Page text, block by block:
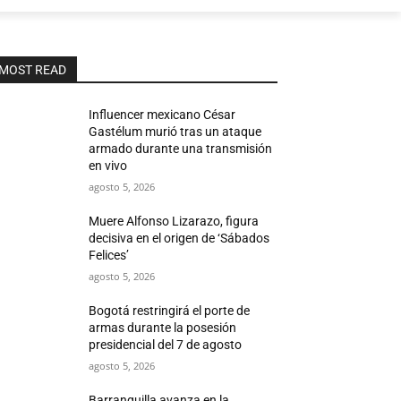
READ
Influencer mexicano César
Gastélum murió tras un ataque
armado durante una transmisión
en vivo
agosto 5, 2026
Muere Alfonso Lizarazo, figura
decisiva en el origen de ‘Sábados
Felices’
agosto 5, 2026
Bogotá restringirá el porte de
armas durante la posesión
presidencial del 7 de agosto
agosto 5, 2026